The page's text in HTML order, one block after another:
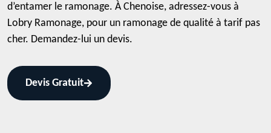
d’entamer le ramonage. À Chenoise, adressez-vous à
Lobry Ramonage, pour un ramonage de qualité à tarif pas
cher. Demandez-lui un devis.
Devis Gratuit